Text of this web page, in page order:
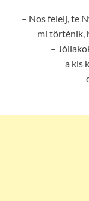
– Nos felelj, te
mi történik,
–
a kis